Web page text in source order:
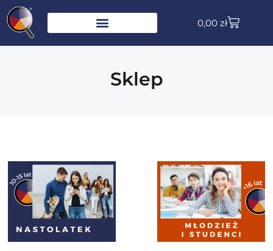
0,00 zł
Sklep